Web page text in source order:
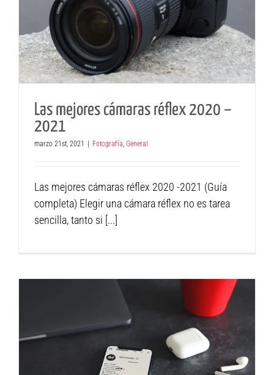
Las mejores cámaras réflex 2020 –
2021
marzo 21st, 2021 | Fotografía General
Las mejores cámaras réflex 2020 -2021 (Guía
completa) Elegir una cámara réflex no es tarea
sencilla, tanto si [...]